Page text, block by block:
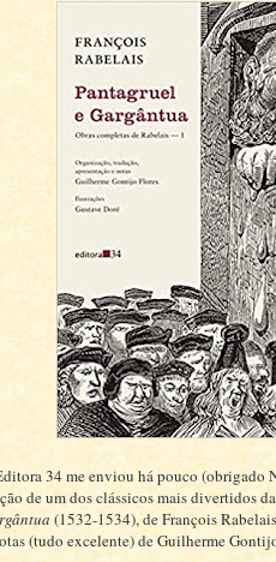
34 me enviou há pouco (obrigado
de um dos clássicos mais divertidos
(1532-1534), de François
(tudo excelente) de Guilherme